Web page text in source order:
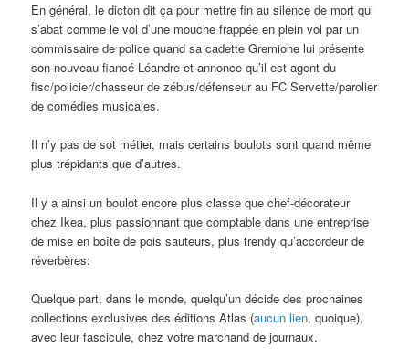
En général, le dicton dit ça pour mettre fin au silence de mort qui
s’abat comme le vol d’une mouche frappée en plein vol par un
commissaire de police quand sa cadette Gremione lui présente
son nouveau fiancé Léandre et annonce qu’il est agent du
fisc/policier/chasseur de zébus/défenseur au FC Servette/parolier
de comédies musicales.
Il n’y pas de sot métier, mais certains boulots sont quand même
plus trépidants que d’autres.
Il y a ainsi un boulot encore plus classe que chef-décorateur
chez Ikea, plus passionnant que comptable dans une entreprise
de mise en boîte de pois sauteurs, plus trendy qu’accordeur de
réverbères:
Quelque part, dans le monde, quelqu’un décide des prochaines
collections exclusives des éditions Atlas (aucun lien, quoique),
avec leur fascicule, chez votre marchand de journaux.